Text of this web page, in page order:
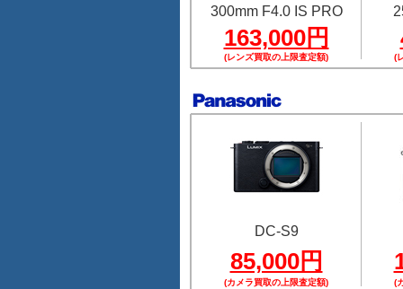
300mm F4.0 IS PRO
163,000円
(レンズ買取の上限査定額) (
DC-S9
85,000円
(カメラ買取の上限査定額) (